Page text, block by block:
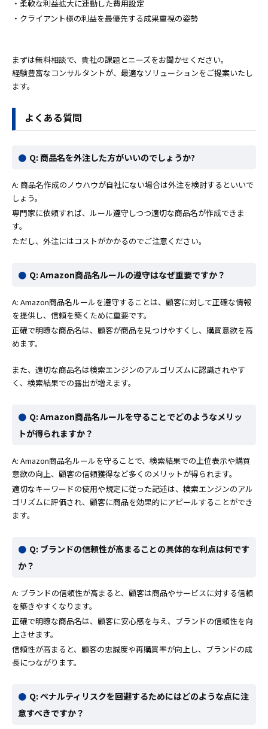
・柔軟な利益拡大に連動した費用設定
・クライアント様の利益を最優先する成果重視の姿勢
まずは無料相談で、貴社の課題とニーズをお聞かせください。
経験豊富なコンサルタントが、最適なソリューションをご提案いたし
ます。
よくある質問
Q: 商品名を外注した方がいいのでしょうか?
A: 商品名作成のノウハウが自社にない場合は外注を検討するといいで
しょう。
専門家に依頼すれば、ルール遵守しつつ適切な商品名が作成できま
す。
ただし、外注にはコストがかかるのでご注意ください。
Q: Amazon商品名ルールの遵守はなぜ重要ですか？
A: Amazon商品名ルールを遵守することは、顧客に対して正確な情報
を提供し、信頼を築くために重要です。
正確で明瞭な商品名は、顧客が商品を見つけやすくし、購買意欲を高
めます。
また、適切な商品名は検索エンジンのアルゴリズムに認識されやす
く、検索結果での露出が増えます。
Q: Amazon商品名ルールを守ることでどのようなメリッ
トが得られますか？
A: Amazon商品名ルールを守ることで、検索結果での上位表示や購買
意欲の向上、顧客の信頼獲得など多くのメリットが得られます。
適切なキーワードの使用や規定に従った記述は、検索エンジンのアル
ゴリズムに評価され、顧客に商品を効果的にアピールすることができ
ます。
Q: ブランドの信頼性が高まることの具体的な利点は何です
か？
A: ブランドの信頼性が高まると、顧客は商品やサービスに対する信頼
を築きやすくなります。
正確で明瞭な商品名は、顧客に安心感を与え、ブランドの信頼性を向
上させます。
信頼性が高まると、顧客の忠誠度や再購買率が向上し、ブランドの成
長につながります。
Q: ペナルティリスクを回避するためにはどのような点に注
意すべきですか？